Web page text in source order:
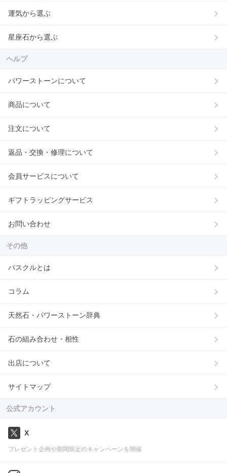
運気から選ぶ
星座石から選ぶ
ヘルプ
パワーストーンについて
商品について
注文について
返品・交換・修理について
会員サービスについて
ギフトラッピングサービス
お問い合わせ
その他
パスクルとは
コラム
天然石・パワーストーン辞典
石の組み合わせ・相性
出店について
サイトマップ
公式アカウント
X
プレゼント企画や期間限定のキャンペーンを開催